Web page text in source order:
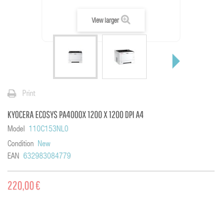
View larger
Print
KYOCERA ECOSYS PA4000X 1200 X 1200 DPI A4
Model
110C153NL0
Condition New
EAN 632983084779
220,00 €